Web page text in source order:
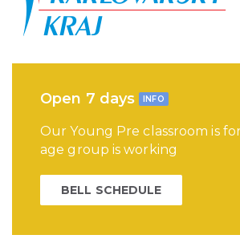
Open 7 days INFO
Our Young Pre classroom is
age group is working
BELL SCHEDULE